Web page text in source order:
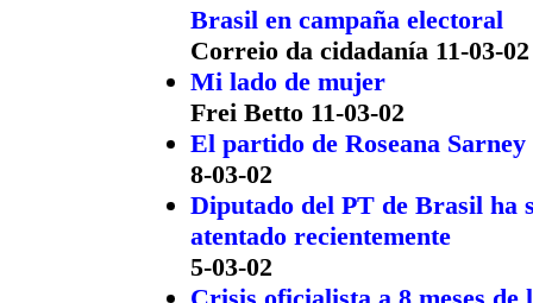
Brasil en campaña electoral
Correio da cidadanía 11-03-02
Mi lado de mujer
Frei Betto 11-03-02
El partido de Roseana
8-03-02
Diputado del PT de Brasil ha
atentado recientemente
5-03-02